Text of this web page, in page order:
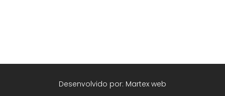
Desenvolvido por: Martex web